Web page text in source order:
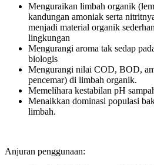
Menguraikan limbah organik
kandungan amoniak serta
menjadi material organik
lingkungan
Mengurangi aroma tak sedap
biologis
Mengurangi nilai COD, BOD,
pencemar) di limbah organik.
Memelihara kestabilan pH
Menaikkan dominasi populasi
limbah.
Anjuran penggunaan: